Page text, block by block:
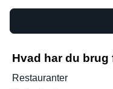
Hvad har du brug
Restauranter